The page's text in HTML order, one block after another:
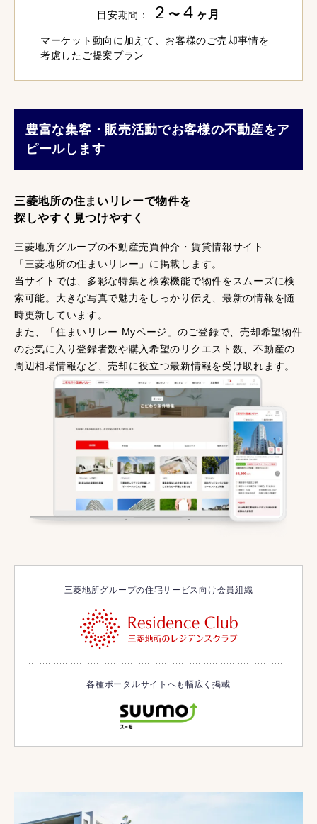
目安期間： 2 〜 4 ヶ月
マーケット動向に加えて、お客様のご売却事情を
考慮したご提案プラン
豊富な集客・販売活動でお客様の不動産をア
ピールします
三菱地所の住まいリレーで物件を
探しやすく見つけやすく
三菱地所グループの不動産売買仲介・賃貸情報サイト
「三菱地所の住まいリレー」に掲載します。
当サイトでは、多彩な特集と検索機能で物件をスムーズに検
索可能。大きな写真で魅力をしっかり伝え、最新の情報を随
時更新しています。
また、「住まいリレー Myページ」のご登録で、売却希望物件
のお気に入り登録者数や購入希望のリクエスト数、不動産の
周辺相場情報など、売却に役立つ最新情報を受け取れます。
三菱地所グループの住宅サービス向け会員組織
各種ポータルサイトへも幅広く掲載